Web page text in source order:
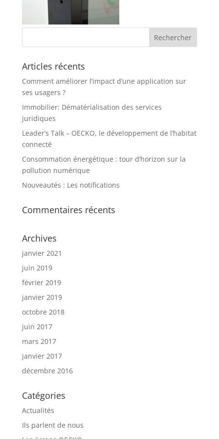
Articles récents
Comment améliorer l’impact d’une application sur
ses usagers ?
Immobilier: Dématérialisation des services
juridiques
Leader’s Talk – OECKO, le développement de l’habitat
connecté
Consommation énergétique : tour d’horizon sur la
pollution numérique
Nouveautés : Les notifications
Commentaires récents
Archives
janvier 2021
juin 2019
février 2019
janvier 2019
octobre 2018
juin 2017
mars 2017
janvier 2017
décembre 2016
Catégories
Actualités
Ils parlent de nous